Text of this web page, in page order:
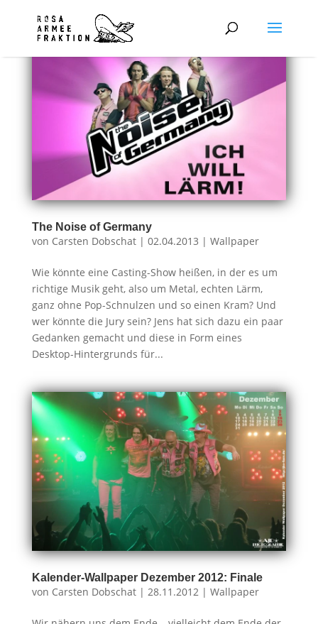
The Noise of Germany
von Carsten Dobschat| 02.04.2013 | Wallpaper
Wie könnte eine Casting-Show heißen, in der es um
richtige Musik geht, also um Metal, echten Lärm,
ganz ohne Pop-Schnulzen und so einen Kram? Und
wer könnte die Jury sein? Jens hat sich dazu ein paar
Gedanken gemacht und diese in Form eines
Desktop-Hintergrunds für...
Kalender-Wallpaper Dezember 2012: Finale
von Carsten Dobschat| 28.11.2012| Wallpaper